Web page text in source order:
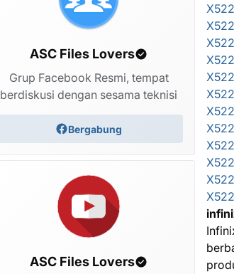
ASC Files Lovers
Grup Facebook Resmi, tempat
berdiskusi dengan sesama teknisi
Bergabung
ASC Files Lovers